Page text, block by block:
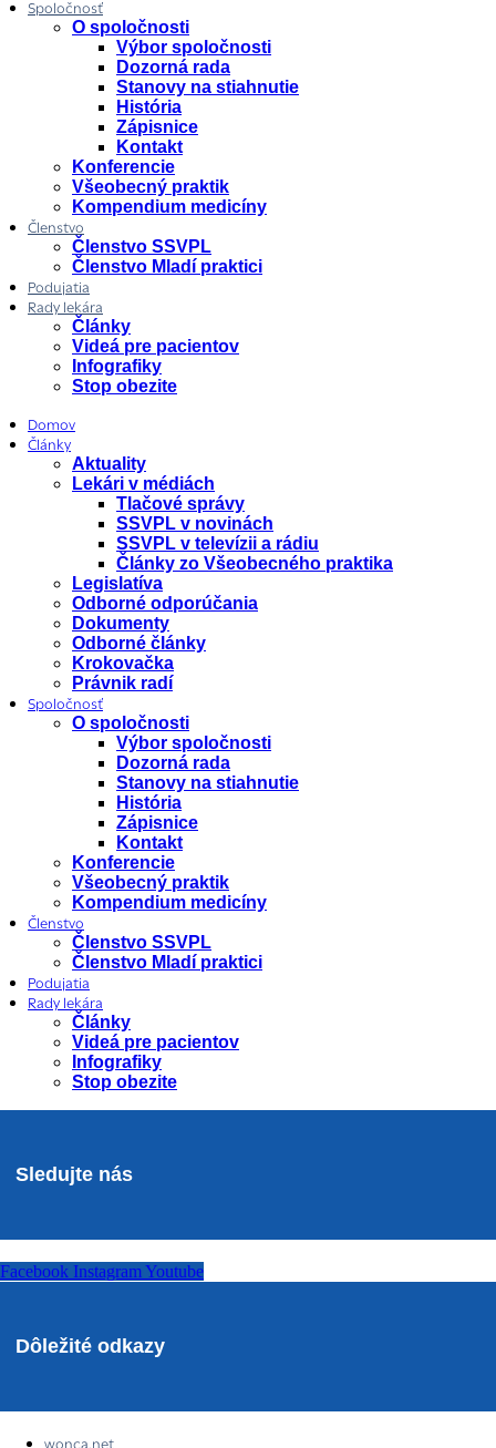
Spoločnosť
O spoločnosti
Výbor spoločnosti
Dozorná rada
Stanovy na stiahnutie
História
Zápisnice
Kontakt
Konferencie
Všeobecný praktik
Kompendium medicíny
Členstvo
Členstvo SSVPL
Členstvo Mladí praktici
Podujatia
Rady lekára
Články
Videá pre pacientov
Infografiky
Stop obezite
Domov
Články
Aktuality
Lekári v médiách
Tlačové správy
SSVPL v novinách
SSVPL v televízii a rádiu
Články zo Všeobecného praktika
Legislatíva
Odborné odporúčania
Dokumenty
Odborné články
Krokovačka
Právnik radí
Spoločnosť
O spoločnosti
Výbor spoločnosti
Dozorná rada
Stanovy na stiahnutie
História
Zápisnice
Kontakt
Konferencie
Všeobecný praktik
Kompendium medicíny
Členstvo
Členstvo SSVPL
Členstvo Mladí praktici
Podujatia
Rady lekára
Články
Videá pre pacientov
Infografiky
Stop obezite
Sledujte nás
Facebook Instagram Youtube
Dôležité odkazy